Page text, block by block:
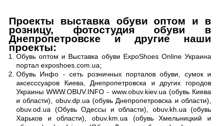
Проекты выставка обуви оптом и в
розницу, фотостудия обуви в
Днепропетровске и другие наши
проекты:
Обувь оптом и Выставка обуви ExpoShoes Online Украина
портал exposhoes.com.ua;
Обувь Инфо - сеть розничных порталов обуви, сумок и
аксесссуаров Киева, Днепропетровска и других городов
Украины WWW.OBUV.INFO - www.obuv.kiev.ua (обувь Киева
и области), obuv.dp.ua (обувь Днепропетровска и области),
obuv.od.ua (Обувь Одессы и области), obuv.kh.ua (обувь
Харьков и области), obuv.km.ua (обувь Хмельницкий и